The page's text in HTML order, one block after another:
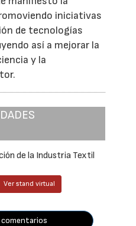
iniciativas
de tecnologías
así a mejorar la
y la
de la Industria Textil
Ver stand virtual